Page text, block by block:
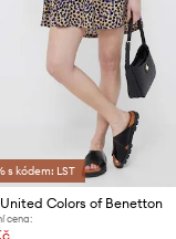
s kódem: LST
Colors of Benetton
cena: